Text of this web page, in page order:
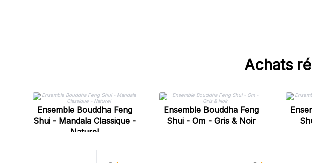
Achats
Ensemble Bouddha Feng
Shui - Mandala Classique -
Naturel
Ensemble Bouddha Feng
Shui - Om - Gris & Noir